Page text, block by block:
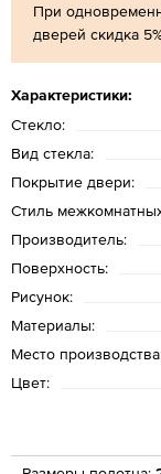
При
дверей скидка
Характеристики:
Стекло:
Вид стекла:
Покрытие двери:
Стиль
Производитель:
Поверхность:
Рисунок:
Материалы:
Место
Цвет: